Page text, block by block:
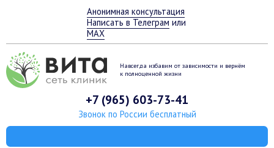
Анонимная консультация
Написать в Телеграм или
MAX
Навсегда избавим от зависимости и вернём
к полноценной жизни
+7 (965) 603-73-41
Звонок по России бесплатный